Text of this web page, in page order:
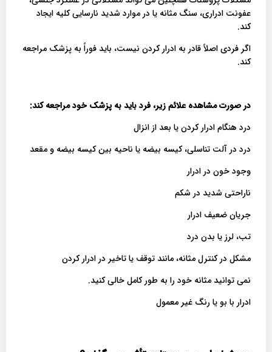
عفونت ادراری، سنگ مثانه یا در موارد شدید نارسایی کلیه ایجاد
کند.
اگر فردی اصلاً قادر به ادرار کردن نیست، باید فوراً به پزشک مراجعه
کند.
در صورت مشاهده علائم زیر، فرد باید به پزشک خود مراجعه کند:
درد هنگام ادرار کردن یا بعد از انزال
درد در آلت تناسلی، کیسه بیضه یا ناحیه بین کیسه بیضه و مقعد
وجود خون در ادرار
ناراحتی شدید در شکم
جریان ضعیف ادرار
تب، لرز یا بدن درد
مشکل در کنترل مثانه، مانند توقف یا تاخیر در ادرار کردن
نمی توانید مثانه خود را به طور کامل خالی کنید.
ادرار با بو یا رنگ غیر معمول